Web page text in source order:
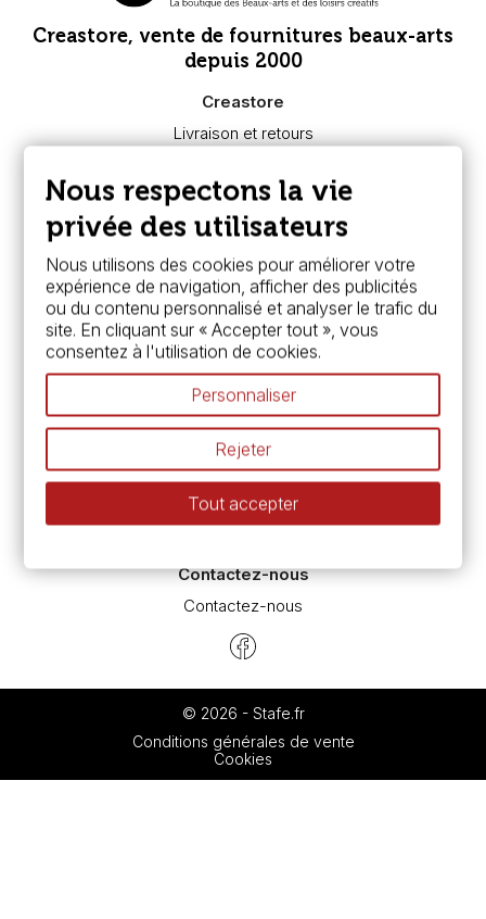
Creastore, vente de fournitures beaux-arts
depuis 2000
Creastore
Livraison et retours
Paiement sécurisé
FAQ
Boutique à Angers
Services
Carte fidélité & avantages
Chèque cadeau, bon cadeaux
Devis & bon de commande
Pass culture - mode d'emploi
Nos promotions en cours
Espace conseils
L’aquarelle en tubes ou en godets ?
Le vocabulaire technique de l’aquarelle
Différence entre peinture Fine et Extra-fine
Préparer une toile pour peinture à l'huile et acrylique
Contactez-nous
Contactez-nous
© 2026 - Stafe.fr
Conditions générales de vente
Cookies
Nous respectons la vie
privée des utilisateurs
Nous utilisons des cookies pour améliorer votre
expérience de navigation, afficher des publicités
ou du contenu personnalisé et analyser le trafic du
site. En cliquant sur « Accepter tout », vous
consentez à l'utilisation de cookies.
Personnaliser
Rejeter
Tout accepter